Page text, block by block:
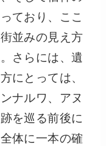
ており、ここ
並みの見え方
さらには、遺
にとっては、
ナルワ、アヌ
を巡る前後に
体に一本の確